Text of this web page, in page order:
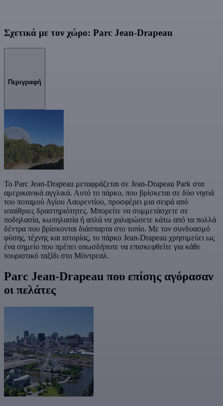
Σχετικά με τον χώρο: Parc Jean-Drapeau
Περιγραφή
Το Parc Jean-Drapeau μεταφράζεται σε Jean-Drapeau Park στα
αμερικανικά αγγλικά. Αυτό το πάρκο, που βρίσκεται σε δύο νησιά
του ποταμού Αγίου Λαυρεντίου, προσφέρει μια σειρά από
υπαίθριες δραστηριότητες. Μπορείτε να συμμετάσχετε σε
ποδηλασία, κωπηλασία ή απλά να χαλαρώσετε κάτω από τα πολλά
δέντρα που βρίσκονται διάσπαρτα στο τοπίο. Με τον συνδυασμό
φύσης, τέχνης και ιστορίας, το πάρκο Jean-Drapeau χρησιμεύει ως
ένα σημείο που πρέπει οπωσδήποτε να επισκεφθείτε για κάθε
τουριστικό ταξίδι στο Μόντρεαλ.
Parc Jean-Drapeau που επίσης αγόρασαν
οι πελάτες